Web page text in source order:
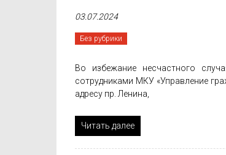
03.07.2024
Без рубрики
Во избежание несчастного
сотрудниками МКУ «Управление
адресу пр. Ленина,
Читать далее